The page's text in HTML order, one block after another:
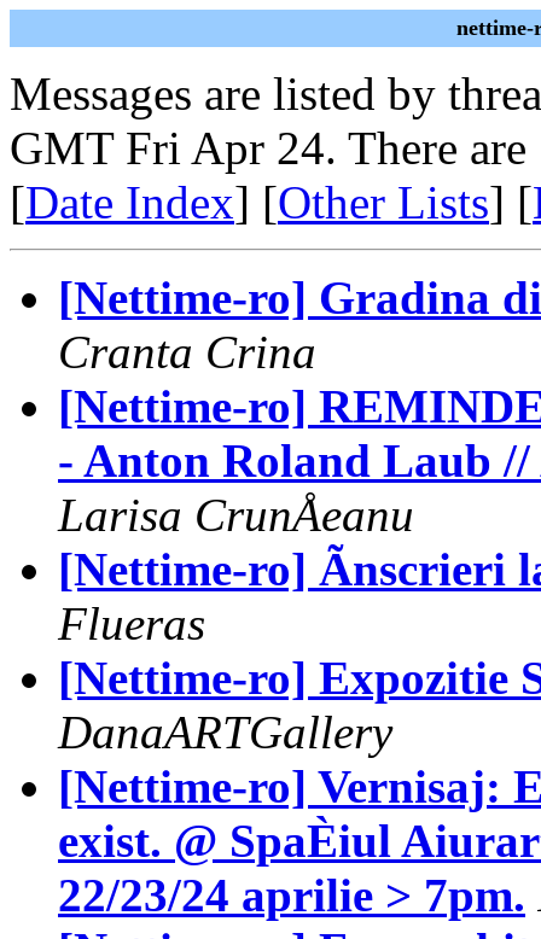
nettime-
Messages are listed by
GMT Fri Apr 24. There are
[Date Index] [Other Lists] [
[Nettime-ro] Gradina
Cranta Crina
[Nettime-ro]
- Anton Roland Laub
Larisa CrunÅeanu
[Nettime-ro] Ãnscrieri
Flueras
[Nettime-ro] Expozitie
DanaARTGallery
[Nettime-ro] Vernisaj:
exist. @ SpaÈiul
22/23/24 aprilie > 7pm.